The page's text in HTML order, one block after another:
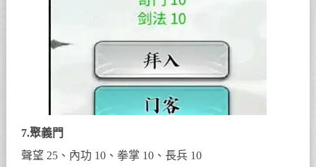
7.聚義門
聲望 25、內功 10、拳掌 10、長兵 10